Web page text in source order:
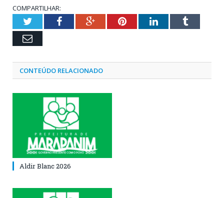
COMPARTILHAR:
TwitterFacebookGoogle+PinterestLinkedInTumblr
Email
CONTEÚDO RELACIONADO
Aldir Blanc 2026